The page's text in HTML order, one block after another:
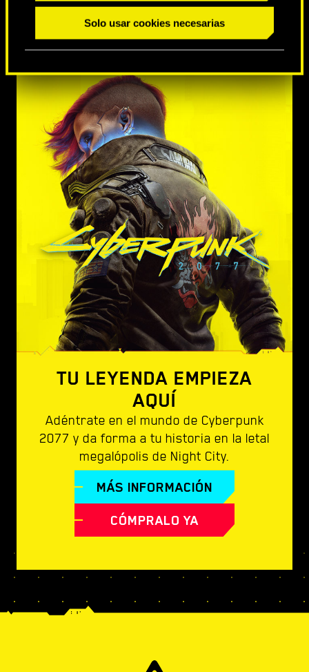
Solo usar cookies necesarias
TU LEYENDA EMPIEZA
AQUÍ
Adéntrate en el mundo de Cyberpunk
2077 y da forma a tu historia en la letal
megalópolis de Night City.
MÁS INFORMACIÓN
CÓMPRALO YA